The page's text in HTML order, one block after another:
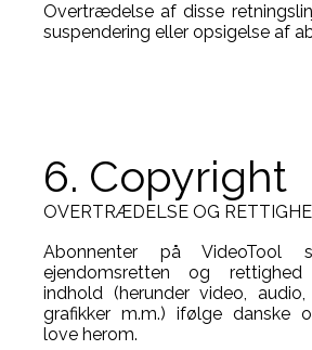
Overtrædelse af disse
suspendering eller opsigelse af
6. Copyright
OVERTRÆDELSE OG
Abonnenter på VideoTool
ejendomsretten og
indhold (herunder video, audio,
grafikker m.m.) ifølge danske
love herom.